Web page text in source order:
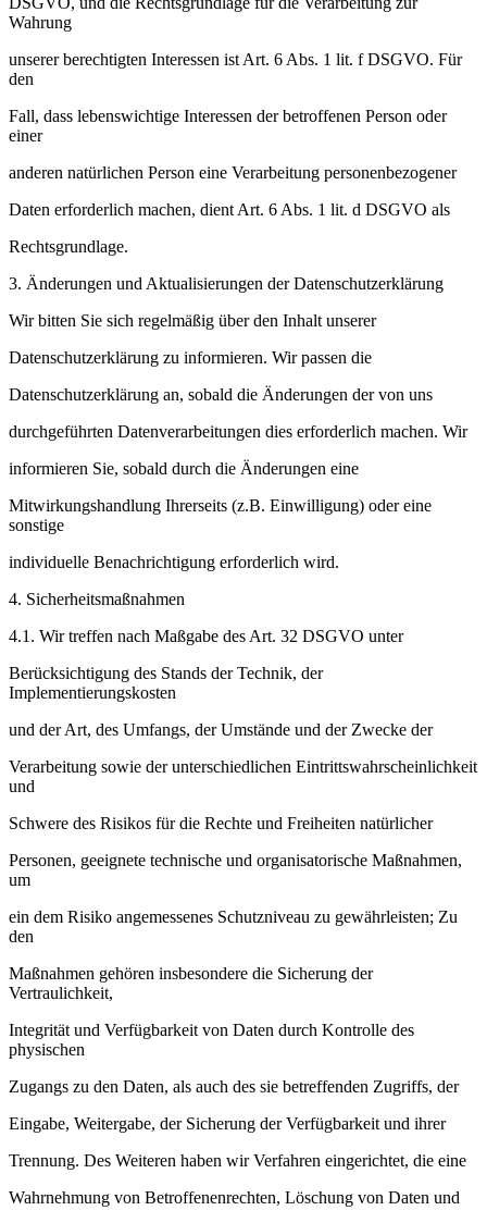
Wahrung
unserer berechtigten Interessen ist Art. 6 Abs. 1 lit. f DSGVO. Für
den
Fall, dass lebenswichtige Interessen der betroffenen Person oder
einer
anderen natürlichen Person eine Verarbeitung personenbezogener
Daten erforderlich machen, dient Art. 6 Abs. 1 lit. d DSGVO als
Rechtsgrundlage.
3. Änderungen und Aktualisierungen der Datenschutzerklärung
Wir bitten Sie sich regelmäßig über den Inhalt unserer
Datenschutzerklärung zu informieren. Wir passen die
Datenschutzerklärung an, sobald die Änderungen der von uns
durchgeführten Datenverarbeitungen dies erforderlich machen. Wir
informieren Sie, sobald durch die Änderungen eine
Mitwirkungshandlung Ihrerseits (z.B. Einwilligung) oder eine
sonstige
individuelle Benachrichtigung erforderlich wird.
4. Sicherheitsmaßnahmen
4.1. Wir treffen nach Maßgabe des Art. 32 DSGVO unter
Berücksichtigung des Stands der Technik, der
Implementierungskosten
und der Art, des Umfangs, der Umstände und der Zwecke der
Verarbeitung sowie der unterschiedlichen Eintrittswahrscheinlichkeit
und
Schwere des Risikos für die Rechte und Freiheiten natürlicher
Personen, geeignete technische und organisatorische Maßnahmen,
um
ein dem Risiko angemessenes Schutzniveau zu gewährleisten; Zu
den
Maßnahmen gehören insbesondere die Sicherung der
Vertraulichkeit,
Integrität und Verfügbarkeit von Daten durch Kontrolle des
physischen
Zugangs zu den Daten, als auch des sie betreffenden Zugriffs, der
Eingabe, Weitergabe, der Sicherung der Verfügbarkeit und ihrer
Trennung. Des Weiteren haben wir Verfahren eingerichtet, die eine
Wahrnehmung von Betroffenenrechten, Löschung von Daten und